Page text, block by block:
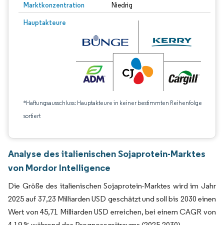
Marktkonzentration Niedrig
Hauptakteure
*Haftungsausschluss: Hauptakteure in keiner bestimmten Reihenfolge
sortiert
Analyse des italienischen Sojaprotein-Marktes
von Mordor Intelligence
Die Größe des italienischen Sojaprotein-Marktes wird im Jahr
2025 auf 37,23 Milliarden USD geschätzt und soll bis 2030 einen
Wert von 45,71 Milliarden USD erreichen, bei einem CAGR von